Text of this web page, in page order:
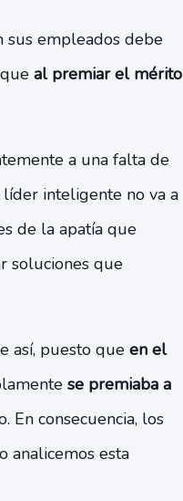
sus empleados debe
al premiar el mérito
a una falta de
líder inteligente no va a
de la apatía que
soluciones que
así, puesto que en el
se premiaba a
En consecuencia, los
analicemos esta